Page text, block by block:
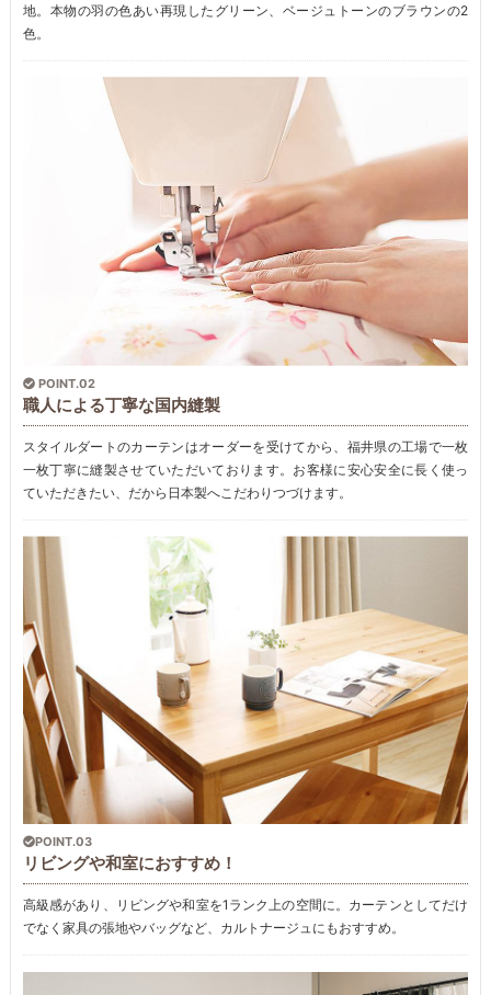
地。本物の羽の色あい再現したグリーン、ベージュトーンのブラウンの2
色。
POINT.02
職人による丁寧な国内縫製
スタイルダートのカーテンはオーダーを受けてから、福井県の工場で一枚
一枚丁寧に縫製させていただいております。お客様に安心安全に長く使っ
ていただきたい、だから日本製へこだわりつづけます。
POINT.03
リビングや和室におすすめ！
高級感があり、リビングや和室を1ランク上の空間に。カーテンとしてだけ
でなく家具の張地やバッグなど、カルトナージュにもおすすめ。